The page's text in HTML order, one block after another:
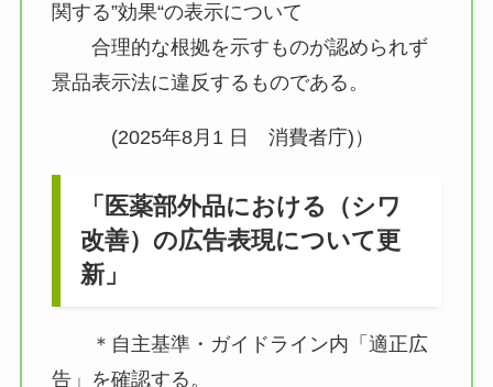
関する”効果“の表示について
合理的な根拠を示すものが認められず
景品表示法に違反するものである。
(2025年8月1 日 消費者庁)）
「医薬部外品における（シワ
改善）の広告表現について更
新」
＊自主基準・ガイドライン内「適正広
告」を確認する。